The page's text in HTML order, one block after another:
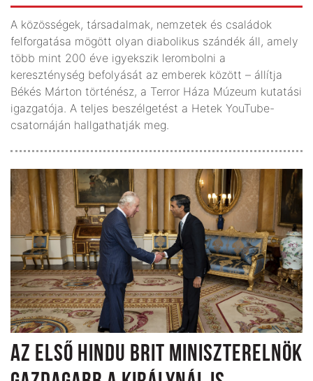
A közösségek, társadalmak, nemzetek és családok
felforgatása mögött olyan diabolikus szándék áll, amely
több mint 200 éve igyekszik lerombolni a
kereszténység befolyását az emberek között – állítja
Békés Márton történész, a Terror Háza Múzeum kutatási
igazgatója. A teljes beszélgetést a Hetek YouTube-
csatornáján hallgathatják meg.
AZ ELSŐ HINDU BRIT MINISZTERELNÖK